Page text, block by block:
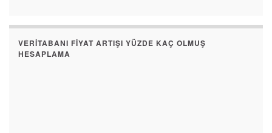
VERITABANI FIYAT ARTIŞI YÜZDE KAÇ OLMUŞ
HESAPLAMA